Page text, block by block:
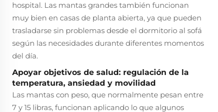
hospital. Las mantas grandes también funcionan
muy bien en casas de planta abierta, ya que pueden
trasladarse sin problemas desde el dormitorio al sofá
según las necesidades durante diferentes momentos
del día.
Apoyar objetivos de salud: regulación de la
temperatura, ansiedad y movilidad
Las mantas con peso, que normalmente pesan entre
7 y 15 libras, funcionan aplicando lo que algunos